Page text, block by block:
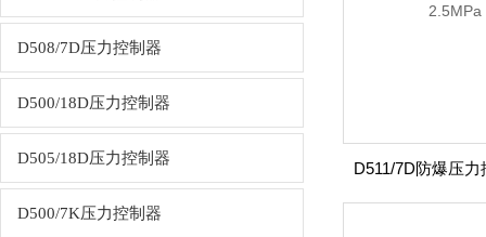
D508/7D压力控制器
D500/18D压力控制器
D505/18D压力控制器
D500/7K压力控制器